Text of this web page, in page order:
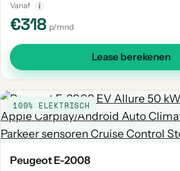
Vanaf i
€318 p/mnd
Lease berekenen
100% ELEKTRISCH
Peugeot E-2008